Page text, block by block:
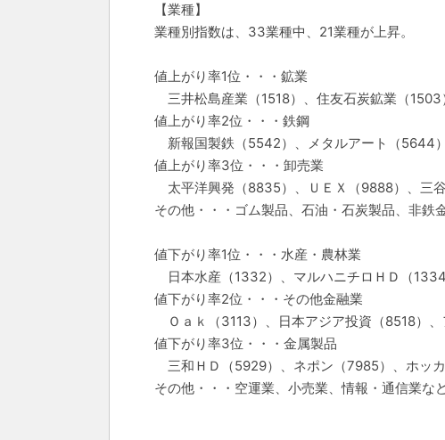
【業種】
業種別指数は、33業種中、21業種が上昇。
値上がり率1位・・・鉱業
三井松島産業（1518）、住友石炭鉱業（1503
値上がり率2位・・・鉄鋼
新報国製鉄（5542）、メタルアート（5644
値上がり率3位・・・卸売業
太平洋興発（8835）、ＵＥＸ（9888）、三谷
その他・・・ゴム製品、石油・石炭製品、非鉄
値下がり率1位・・・水産・農林業
日本水産（1332）、マルハニチロＨＤ（1334
値下がり率2位・・・その他金融業
Ｏａｋ（3113）、日本アジア投資（8518）、
値下がり率3位・・・金属製品
三和ＨＤ（5929）、ネポン（7985）、ホッカ
その他・・・空運業、小売業、情報・通信業など